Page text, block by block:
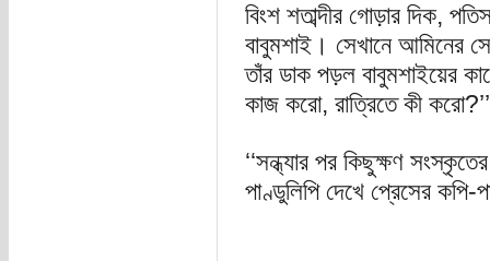
বিংশ শতাব্দীর গোড়ার দিক,
বাবুমশাই। সেখানে আমিনের
তাঁর ডাক পড়ল বাবুমশাইয়ের
কাজ করো, রাত্রিতে কী করো?’’
‘‘সন্ধ্যার পর কিছুক্ষণ
পাণ্ডুলিপি দেখে প্রেসের কপি-